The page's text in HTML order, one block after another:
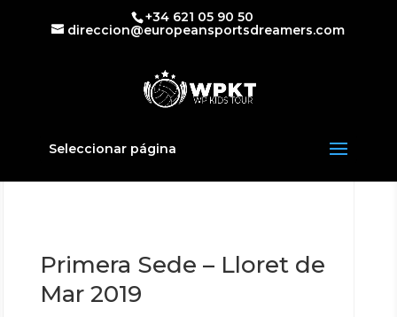
+34 621 05 90 50
direccion@europeansportsdreamers.com
Seleccionar página
Primera Sede – Lloret de
Mar 2019